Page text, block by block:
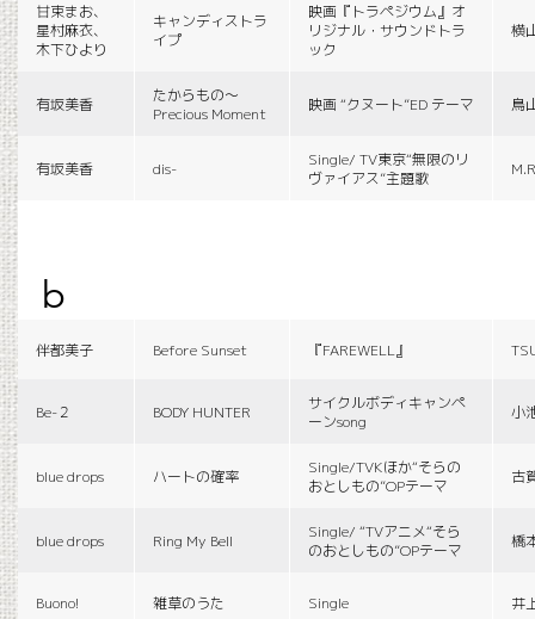
甘束まお、
星村麻衣、
木下ひより
キャンディストラ
イプ
映画『トラペジウム』オ
リジナル・サウンドトラ
ック
横
有坂美香
たからもの〜
Precious Moment
映画 “クヌート”ED テーマ 鳥
有坂美香 dis-
Single/ TV東京“無限のリ
ヴァイアス”主題歌
b
伴都美子 Before Sunset 『FAREWELL』
Be-２ BODY HUNTER
サイクルボディキャンペ
ーンsong
小
blue drops ハートの確率
Single/TVKほか“そらの
おとしもの”OPテーマ
古
blue drops Ring My Bell
Single/ “TVアニメ“そら
のおとしもの”OPテーマ
橋
Buono! 雑草のうた Single 井